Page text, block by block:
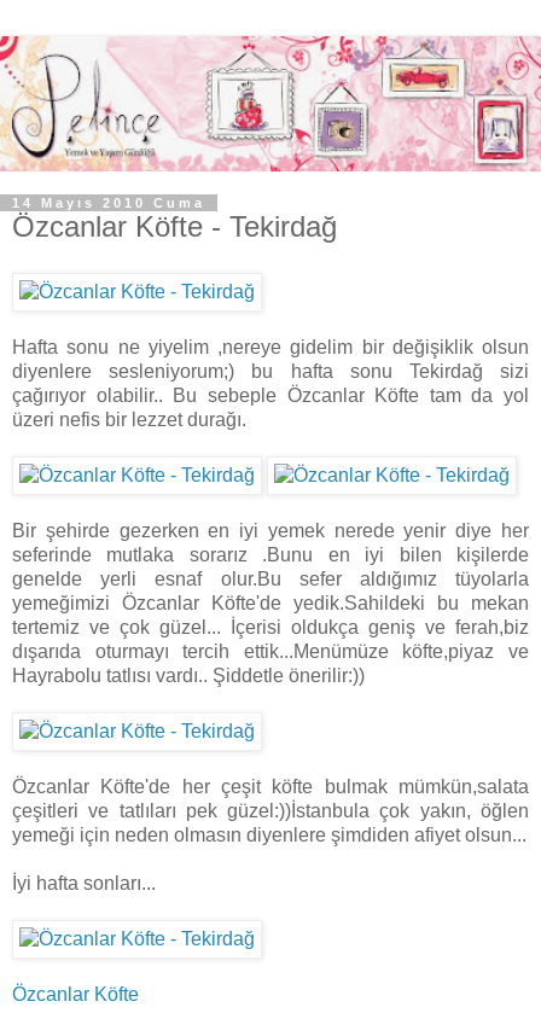
14 Mayıs 2010 Cuma
Özcanlar Köfte - Tekirdağ
Hafta sonu ne yiyelim ,nereye gidelim bir değişiklik olsun
diyenlere sesleniyorum;) bu hafta sonu Tekirdağ sizi
çağırıyor olabilir.. Bu sebeple Özcanlar Köfte tam da yol
üzeri nefis bir lezzet durağı.
Bir şehirde gezerken en iyi yemek nerede yenir diye her
seferinde mutlaka sorarız .Bunu en iyi bilen kişilerde
genelde yerli esnaf olur.Bu sefer aldığımız tüyolarla
yemeğimizi Özcanlar Köfte'de yedik.Sahildeki bu mekan
tertemiz ve çok güzel... İçerisi oldukça geniş ve ferah,biz
dışarıda oturmayı tercih ettik...Menümüze köfte,piyaz ve
Hayrabolu tatlısı vardı.. Şiddetle önerilir:))
Özcanlar Köfte'de her çeşit köfte bulmak mümkün,salata
çeşitleri ve tatlıları pek güzel:))İstanbula çok yakın, öğlen
yemeği için neden olmasın diyenlere şimdiden afiyet olsun...
İyi hafta sonları...
Özcanlar Köfte